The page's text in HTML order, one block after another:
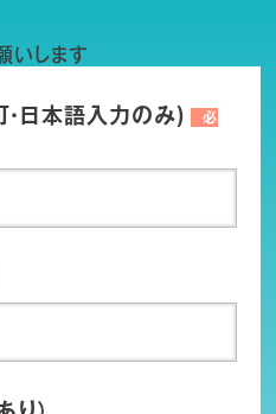
いします
日本語入力のみ)
必